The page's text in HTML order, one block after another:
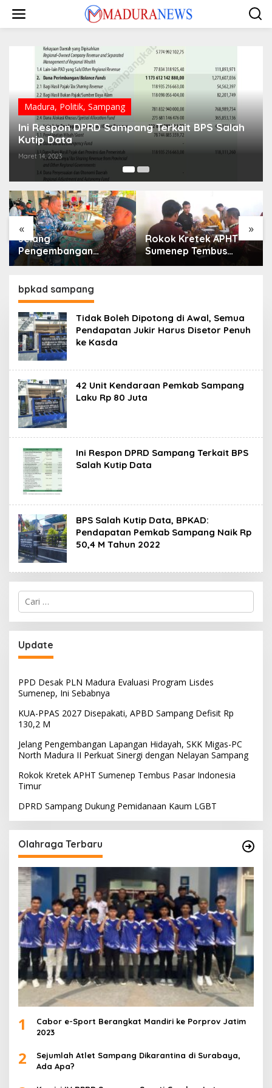
konten
Madura, Politik, Sampang
Ini Respon DPRD Sampang Terkait BPS Salah
Kutip Data
Maret 14, 2023
« »
Jelang
Pengembangan
Lapangan Hidayah,
Madura II Perkuat
Sinergi dengan
Nelayan Sampang
Rokok Kretek APHT
Sumenep Tembus
bpkad sampang
Tidak Boleh Dipotong di Awal, Semua
Pendapatan Jukir Harus Disetor Penuh
ke Kasda
42 Unit Kendaraan Pemkab Sampang
Laku Rp 80 Juta
Ini Respon DPRD Sampang Terkait BPS
Salah Kutip Data
BPS Salah Kutip Data, BPKAD:
Pendapatan Pemkab Sampang Naik Rp
50,4 M Tahun 2022
Cari
untuk:
Update
PPD Desak PLN Madura Evaluasi Program Lisdes
Sumenep, Ini Sebabnya
KUA-PPAS 2027 Disepakati, APBD Sampang Defisit Rp
130,2 M
Jelang Pengembangan Lapangan Hidayah, SKK Migas-PC
North Madura II Perkuat Sinergi dengan Nelayan Sampang
Rokok Kretek APHT Sumenep Tembus Pasar Indonesia
Timur
DPRD Sampang Dukung Pemidanaan Kaum LGBT
Olahraga Terbaru
1
Cabor e-Sport Berangkat Mandiri ke Porprov Jatim
2023
2
Sejumlah Atlet Sampang Dikarantina di Surabaya,
Ada Apa?